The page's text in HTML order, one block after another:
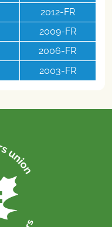
2012-FR
2009-FR
2006-FR
2003-FR